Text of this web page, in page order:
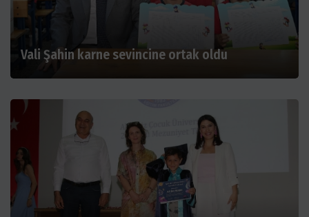
Vali Şahin karne sevincine ortak oldu